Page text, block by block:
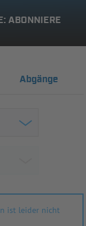
ABONNIERE
Abgänge
ist leider nicht